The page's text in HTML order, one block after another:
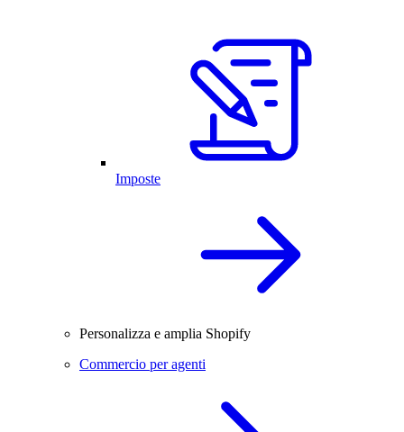
Imposte
Personalizza e amplia Shopify
Commercio per agenti